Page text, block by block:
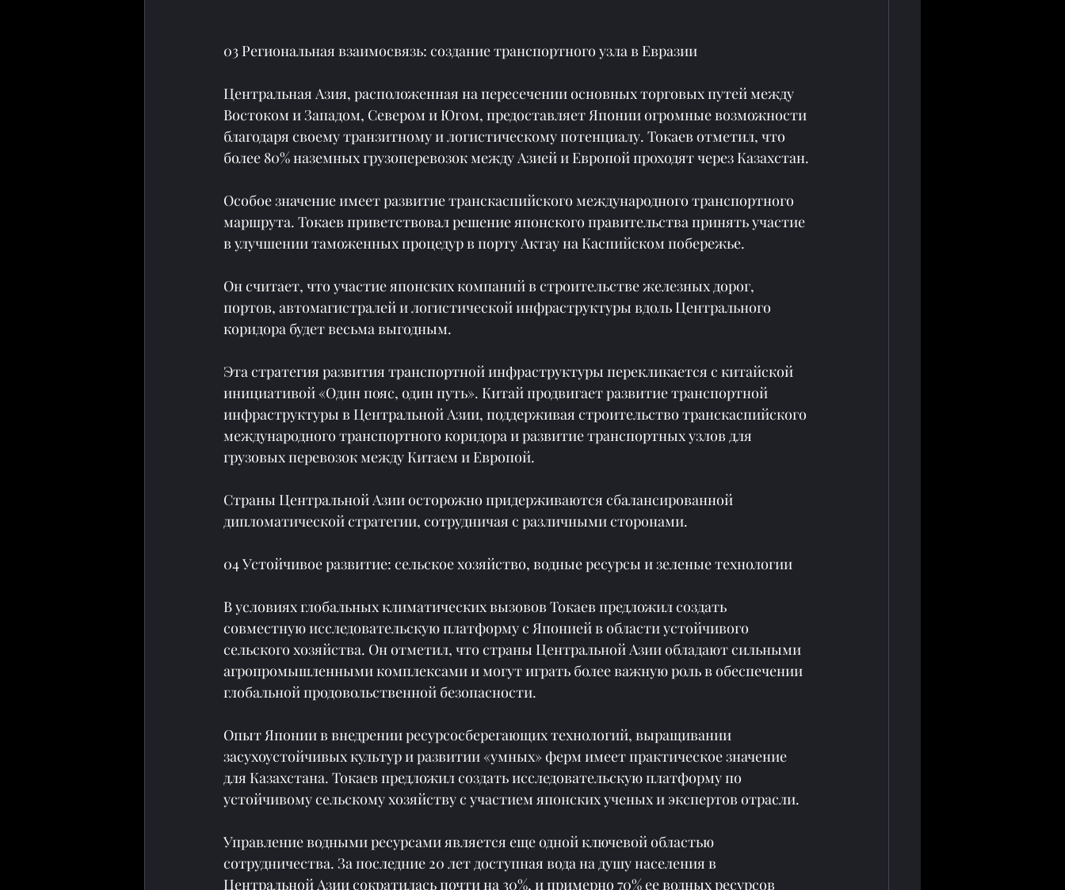
03 Региональная взаимосвязь: создание транспортного узла в Евразии
Центральная Азия, расположенная на пересечении основных торговых путей между
Востоком и Западом, Севером и Югом, предоставляет Японии огромные возможности
благодаря своему транзитному и логистическому потенциалу. Токаев отметил, что
более 80% наземных грузоперевозок между Азией и Европой проходят через Казахстан.
Особое значение имеет развитие транскаспийского международного транспортного
маршрута. Токаев приветствовал решение японского правительства принять участие
в улучшении таможенных процедур в порту Актау на Каспийском побережье.
Он считает, что участие японских компаний в строительстве железных дорог,
портов, автомагистралей и логистической инфраструктуры вдоль Центрального
коридора будет весьма выгодным.
Эта стратегия развития транспортной инфраструктуры перекликается с китайской
инициативой «Один пояс, один путь». Китай продвигает развитие транспортной
инфраструктуры в Центральной Азии, поддерживая строительство транскаспийского
международного транспортного коридора и развитие транспортных узлов для
грузовых перевозок между Китаем и Европой.
Страны Центральной Азии осторожно придерживаются сбалансированной
дипломатической стратегии, сотрудничая с различными сторонами.
04 Устойчивое развитие: сельское хозяйство, водные ресурсы и зеленые технологии
В условиях глобальных климатических вызовов Токаев предложил создать
совместную исследовательскую платформу с Японией в области устойчивого
сельского хозяйства. Он отметил, что страны Центральной Азии обладают сильными
агропромышленными комплексами и могут играть более важную роль в обеспечении
глобальной продовольственной безопасности.
Опыт Японии в внедрении ресурсосберегающих технологий, выращивании
засухоустойчивых культур и развитии «умных» ферм имеет практическое значение
для Казахстана. Токаев предложил создать исследовательскую платформу по
устойчивому сельскому хозяйству с участием японских ученых и экспертов отрасли.
Управление водными ресурсами является еще одной ключевой областью
сотрудничества. За последние 20 лет доступная вода на душу населения в
Центральной Азии сократилась почти на 30%, и примерно 70% ее водных ресурсов